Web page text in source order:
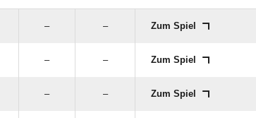
– – Zum Spiel
– – Zum Spiel
– – Zum Spiel